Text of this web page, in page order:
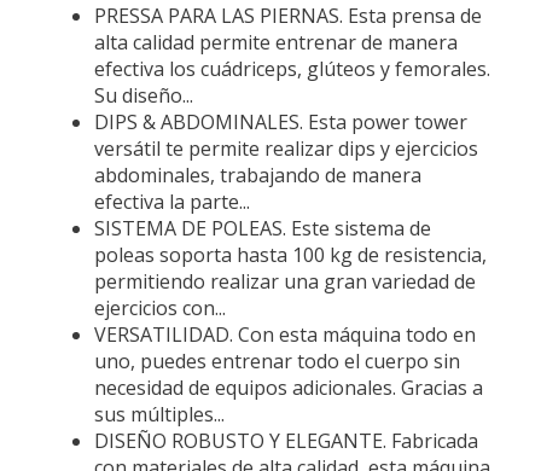
PRESSA PARA LAS PIERNAS. Esta prensa de
alta calidad permite entrenar de manera
efectiva los cuádriceps, glúteos y femorales.
Su diseño...
DIPS & ABDOMINALES. Esta power tower
versátil te permite realizar dips y ejercicios
abdominales, trabajando de manera
efectiva la parte...
SISTEMA DE POLEAS. Este sistema de
poleas soporta hasta 100 kg de resistencia,
permitiendo realizar una gran variedad de
ejercicios con...
VERSATILIDAD. Con esta máquina todo en
uno, puedes entrenar todo el cuerpo sin
necesidad de equipos adicionales. Gracias a
sus múltiples...
DISEÑO ROBUSTO Y ELEGANTE. Fabricada